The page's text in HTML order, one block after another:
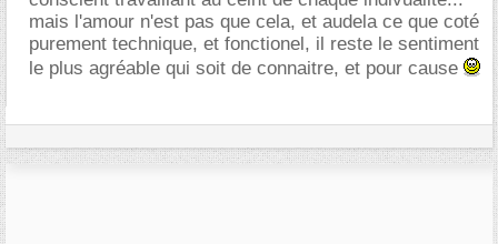
mais l'amour n'est pas que cela, et audela ce que coté
purement technique, et fonctionel, il reste le sentiment
le plus agréable qui soit de connaitre, et pour cause